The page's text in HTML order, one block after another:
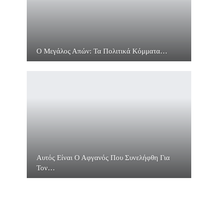
Ο Μεγάλος Απών: Τα Πολιτικά Κόμματα…
Αυτός Είναι Ο Αφγανός Που Συνελήφθη Για
Τον…